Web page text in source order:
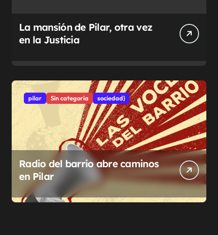
La mansión de Pilar, otra vez
en la Justicia
pilar Sin categoría sociedad}
Radio del barrio abre caminos
en Pilar